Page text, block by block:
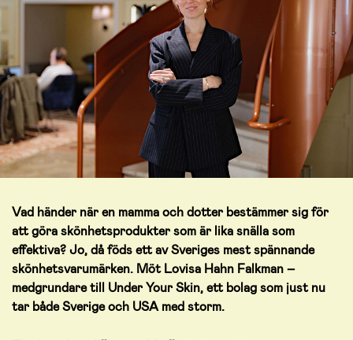
Vad händer när en mamma och dotter bestämmer sig för
att göra skönhetsprodukter som är lika snälla som
effektiva? Jo, då föds ett av Sveriges mest spännande
skönhetsvarumärken. Möt Lovisa Hahn Falkman –
medgrundare till Under Your Skin, ett bolag som just nu
tar både Sverige och USA med storm.